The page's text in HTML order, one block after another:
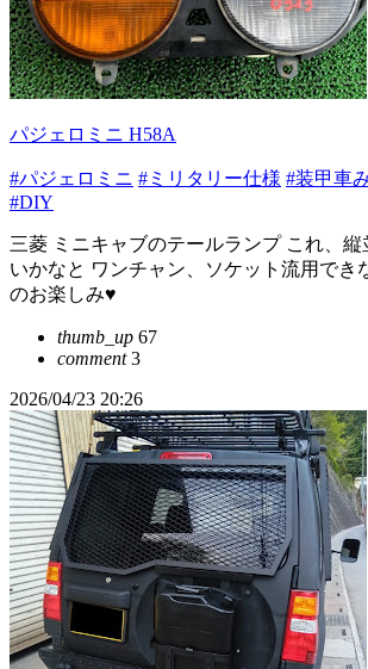
パジェロミニ H58A
#パジェロミニ #ミリタリー仕様 #装甲車
#DIY
三菱 ミニキャブのテールランプ これ、
いかなと ワンチャン、ソケット流用でき
のお楽しみ♥
thumb_up 67
comment3
2026/04/23 20:26